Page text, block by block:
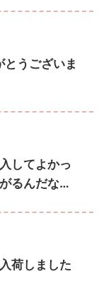
うございま
してよかっ
るんだな…
荷しました